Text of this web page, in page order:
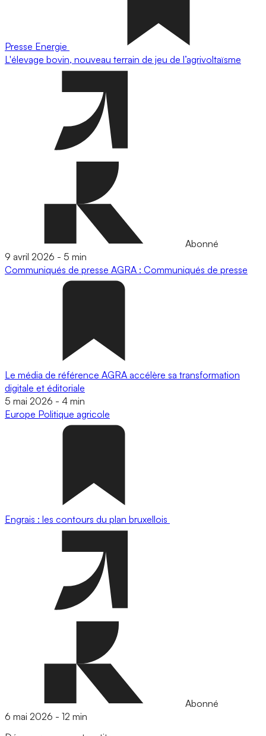
Presse Energie
L'élevage bovin, nouveau terrain de jeu de l’agrivoltaïsme
Abonné
9 avril 2026 - 5 min
Communiqués de presse AGRA : Communiqués de presse
Le média de référence AGRA accélère sa transformation
digitale et éditoriale
5 mai 2026 - 4 min
Europe Politique agricole
Engrais : les contours du plan bruxellois
Abonné
6 mai 2026 - 12 min